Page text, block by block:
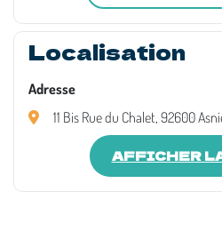
Localisation
Adresse
11 Bis Rue du Chalet, 92600
AFFICHER